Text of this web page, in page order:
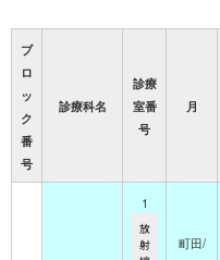
ブ
ロ
ッ
ク
番
号
診療科名
診療
室番
号
月
1
放
射
町田/